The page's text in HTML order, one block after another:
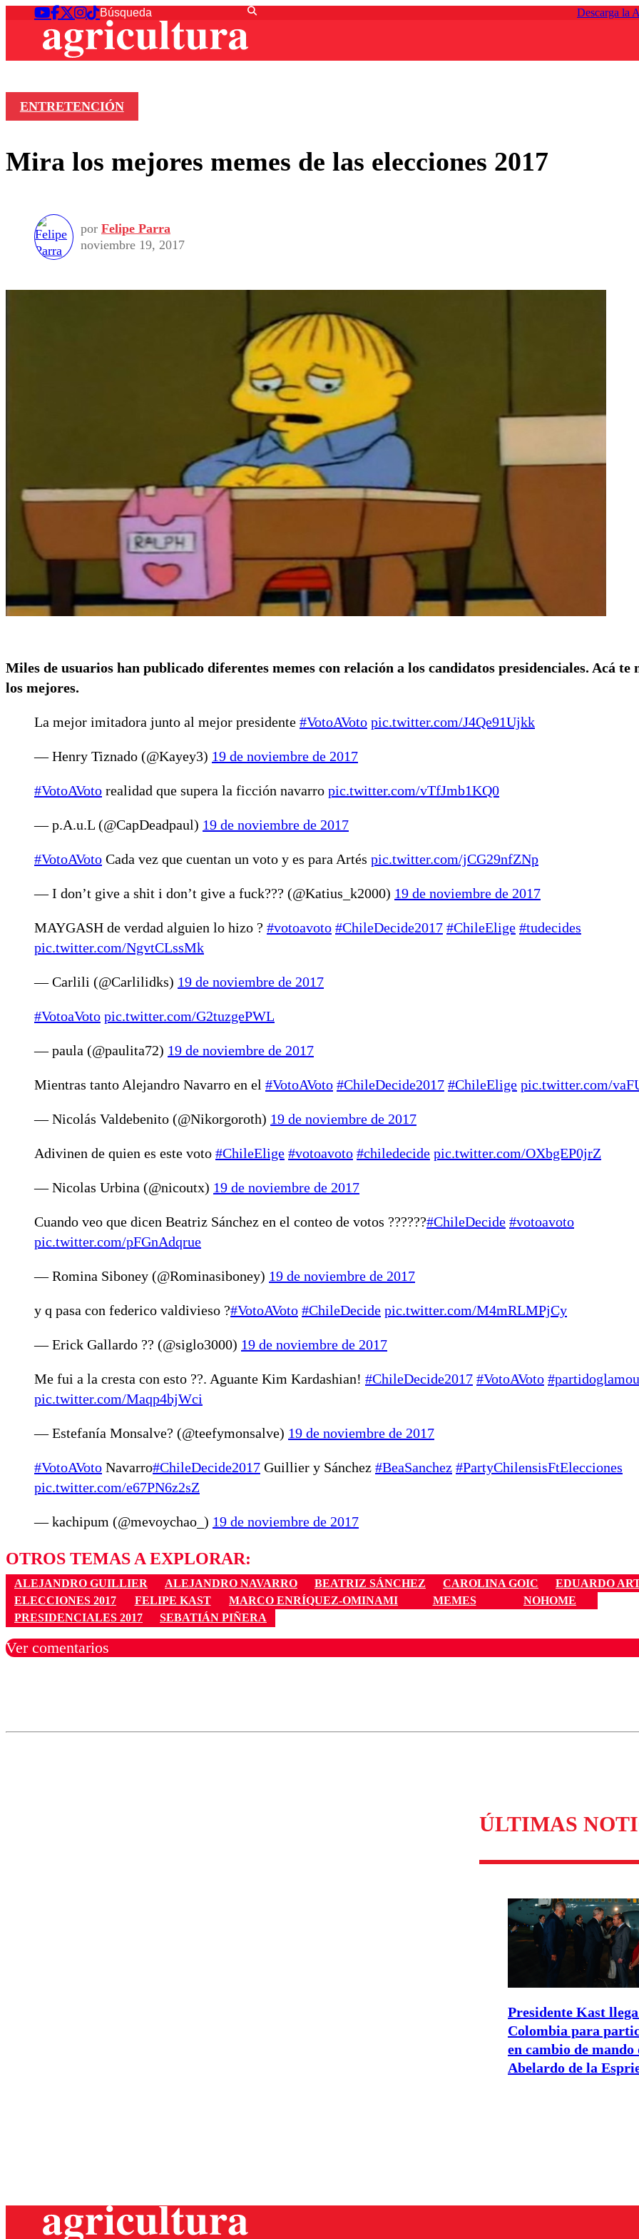
Descarga la
ENTRETENCIÓN
Mira los mejores memes de las elecciones 2017
por Felipe Parra
noviembre 19, 2017
Miles de usuarios han publicado diferentes memes con relación a los candidatos presidenciales. Acá te
los mejores.
La mejor imitadora junto al mejor presidente #VotoAVoto pic.twitter.com/J4Qe91Ujkk
— Henry Tiznado (@Kayey3) 19 de noviembre de 2017
#VotoAVoto realidad que supera la ficción navarro pic.twitter.com/vTfJmb1KQ0
— p.A.u.L (@CapDeadpaul) 19 de noviembre de 2017
#VotoAVoto Cada vez que cuentan un voto y es para Artés pic.twitter.com/jCG29nfZNp
— I don’t give a shit i don’t give a fuck??? (@Katius_k2000) 19 de noviembre de 2017
MAYGASH de verdad alguien lo hizo ? #votoavoto #ChileDecide2017 #ChileElige #tudecides
pic.twitter.com/NgvtCLssMk
— Carlili (@Carlilidks) 19 de noviembre de 2017
#VotoaVoto pic.twitter.com/G2tuzgePWL
— paula (@paulita72) 19 de noviembre de 2017
Mientras tanto Alejandro Navarro en el #VotoAVoto #ChileDecide2017 #ChileElige pic.twitter.com/
— Nicolás Valdebenito (@Nikorgoroth) 19 de noviembre de 2017
Adivinen de quien es este voto #ChileElige #votoavoto #chiledecide pic.twitter.com/OXbgEP0jrZ
— Nicolas Urbina (@nicoutx) 19 de noviembre de 2017
Cuando veo que dicen Beatriz Sánchez en el conteo de votos ??????#ChileDecide #votoavoto
pic.twitter.com/pFGnAdqrue
— Romina Siboney (@Rominasiboney) 19 de noviembre de 2017
y q pasa con federico valdivieso ?#VotoAVoto #ChileDecide pic.twitter.com/M4mRLMPjCy
— Erick Gallardo ?? (@siglo3000) 19 de noviembre de 2017
Me fui a la cresta con esto ??. Aguante Kim Kardashian! #ChileDecide2017 #VotoAVoto
pic.twitter.com/Maqp4bjWci
— Estefanía Monsalve? (@teefymonsalve) 19 de noviembre de 2017
#VotoAVoto Navarro#ChileDecide2017 Guillier y Sánchez #BeaSanchez #PartyChilensisFtElecciones
pic.twitter.com/e67PN6z2sZ
— kachipum (@mevoychao_) 19 de noviembre de 2017
OTROS TEMAS A EXPLORAR:
ALEJANDRO GUILLIER ALEJANDRO NAVARRO BEATRIZ SÁNCHEZ CAROLINA GOIC
EDUARDO
ELECCIONES 2017
FELIPE KAST MARCO ENRÍQUEZ-OMINAMI MEMES
NOHOME
PRESIDENCIALES 2017
SEBATIÁN PIÑERA
Ver comentarios
ÚLTIMAS
Presidente Kast
Colombia para
en cambio de mando
Abelardo de la